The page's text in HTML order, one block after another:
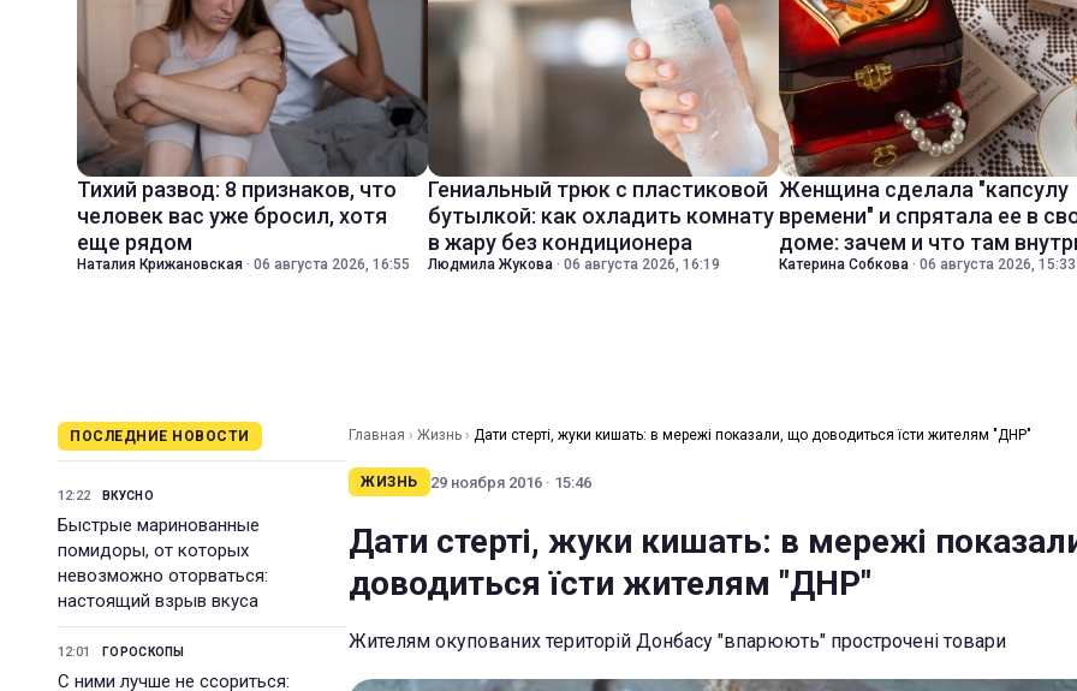
Тихий развод: 8 признаков, что
человек вас уже бросил, хотя
еще рядом
Наталия Крижановская · 06 августа 2026, 16:55
Гениальный трюк с пластиковой
бутылкой: как охладить комнату
в жару без кондиционера
Людмила Жукова · 06 августа 2026, 16:19
Женщина сделала "капсулу
времени" и спрятала ее в
доме: зачем и что там
Катерина Собкова · 06 августа 2026, 15:33
ПОСЛЕДНИЕ НОВОСТИ
12:22 ВКУСНО
Быстрые маринованные
помидоры, от которых
невозможно оторваться:
настоящий взрыв вкуса
12:01 ГОРОСКОПЫ
С ними лучше не ссориться:
Главная › Жизнь › Дати стерті, жуки кишать: в мережі показали, що доводиться їсти жителям "ДНР"
ЖИЗНЬ 29 ноября 2016 · 15:46
Дати стерті, жуки кишать: в мережі
доводиться їсти жителям "ДНР"
Жителям окупованих територій Донбасу "впарюють" прострочені товари